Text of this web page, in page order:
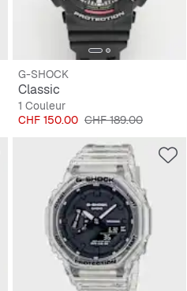
G-SHOCK
Classic
1 Couleur
Prix
CHF 150.00 Prix original
CHF 189.00